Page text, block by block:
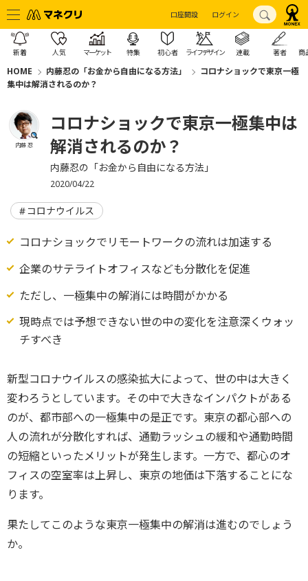
口座開設 ログイン
新着 人気 マーケット 特集 初心者 ライフデザイン 連載 著者 商
HOME 内藤忍の「お金から自由になる方法」
コロナショックで東京一極
集中は解消されるのか？
内藤 忍
コロナショックで東京一極集中は
解消されるのか？
内藤忍の「お金から自由になる方法」
2020/04/22
コロナウイルス
コロナショックでリモートワークの流れは加速する
企業のサテライトオフィスなども分散化を促進
ただし、一極集中の解消には時間がかかる
現時点では予想できない世の中の変化を注意深くウォッ
チすべき
新型コロナウイルスの感染拡大によって、世の中は大きく
変わろうとしています。その中で大きなインパクトがある
のが、都市部への一極集中の是正です。東京の都心部への
人の流れが分散化すれば、通勤ラッシュの緩和や通勤時間
の短縮といったメリットが発生します。一方で、都心のオ
フィスの空室率は上昇し、東京の地価は下落することにな
ります。
果たしてこのような東京一極集中の解消は進むのでしょう
か。